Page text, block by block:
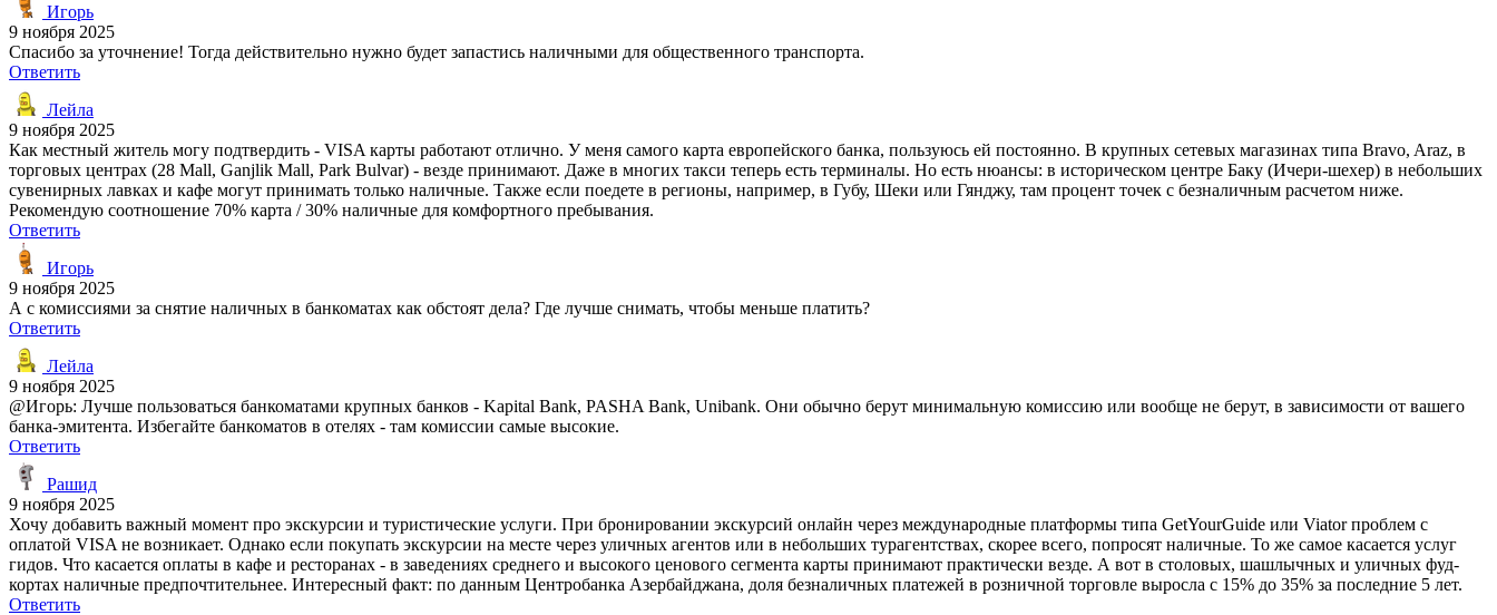
Игорь
9 ноября 2025
Спасибо за уточнение! Тогда действительно нужно будет запастись наличными для общественного транспорта.
Ответить
Лейла
9 ноября 2025
Как местный житель могу подтвердить - VISA карты работают отлично. У меня самого карта европейского банка, пользуюсь ей постоянно. В крупных сетевых магазинах типа Bravo, Araz, в
торговых центрах (28 Mall, Ganjlik Mall, Park Bulvar) - везде принимают. Даже в многих такси теперь есть терминалы. Но есть нюансы: в историческом центре Баку (Ичери-шехер) в небольших
сувенирных лавках и кафе могут принимать только наличные. Также если поедете в регионы, например, в Губу, Шеки или Гянджу, там процент точек с безналичным расчетом ниже.
Рекомендую соотношение 70% карта / 30% наличные для комфортного пребывания.
Ответить
Игорь
9 ноября 2025
А с комиссиями за снятие наличных в банкоматах как обстоят дела? Где лучше снимать, чтобы меньше платить?
Ответить
Лейла
9 ноября 2025
@Игорь: Лучше пользоваться банкоматами крупных банков - Kapital Bank, PASHA Bank, Unibank. Они обычно берут минимальную комиссию или вообще не берут, в зависимости от вашего
банка-эмитента. Избегайте банкоматов в отелях - там комиссии самые высокие.
Ответить
Рашид
9 ноября 2025
Хочу добавить важный момент про экскурсии и туристические услуги. При бронировании экскурсий онлайн через международные платформы типа GetYourGuide или Viator проблем с
оплатой VISA не возникает. Однако если покупать экскурсии на месте через уличных агентов или в небольших турагентствах, скорее всего, попросят наличные. То же самое касается услуг
гидов. Что касается оплаты в кафе и ресторанах - в заведениях среднего и высокого ценового сегмента карты принимают практически везде. А вот в столовых, шашлычных и уличных фуд-
кортах наличные предпочтительнее. Интересный факт: по данным Центробанка Азербайджана, доля безналичных платежей в розничной торговле выросла с 15% до 35% за последние 5 лет.
Ответить